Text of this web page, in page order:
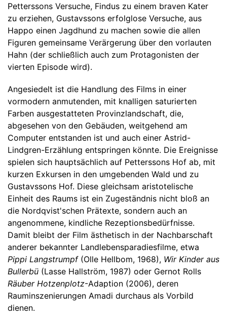
Petterssons Versuche, Findus zu einem braven Kater
zu erziehen, Gustavssons erfolglose Versuche, aus
Happo einen Jagdhund zu machen sowie die allen
Figuren gemeinsame Verärgerung über den vorlauten
Hahn (der schließlich auch zum Protagonisten der
vierten Episode wird).
Angesiedelt ist die Handlung des Films in einer
vormodern anmutenden, mit knalligen saturierten
Farben ausgestatteten Provinzlandschaft, die,
abgesehen von den Gebäuden, weitgehend am
Computer entstanden ist und auch einer Astrid-
Lindgren-Erzählung entspringen könnte. Die Ereignisse
spielen sich hauptsächlich auf Petterssons Hof ab, mit
kurzen Exkursen in den umgebenden Wald und zu
Gustavssons Hof. Diese gleichsam aristotelische
Einheit des Raums ist ein Zugeständnis nicht bloß an
die Nordqvist'schen Prätexte, sondern auch an
angenommene, kindliche Rezeptionsbedürfnisse.
Damit bleibt der Film ästhetisch in der Nachbarschaft
anderer bekannter Landlebensparadiesfilme, etwa
Pippi Langstrumpf(Olle Hellbom, 1968), Wir Kinder aus
Bullerbü (Lasse Hallström, 1987) oder Gernot Rolls
Räuber Hotzenplotz-Adaption (2006), deren
Rauminszenierungen Amadi durchaus als Vorbild
dienen.